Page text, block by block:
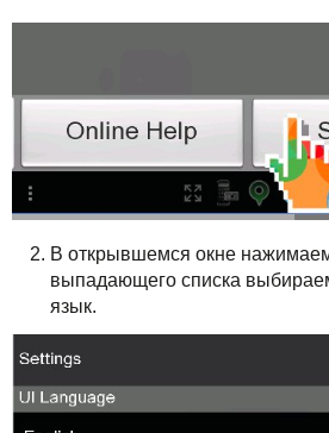
В открывшемся окне
выпадающего списка
язык.